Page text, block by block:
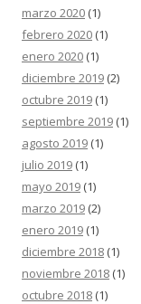
marzo 2020 (1)
febrero 2020 (1)
enero 2020 (1)
diciembre 2019 (2)
octubre 2019 (1)
septiembre 2019 (1)
agosto 2019 (1)
julio 2019 (1)
mayo 2019 (1)
marzo 2019 (2)
enero 2019 (1)
diciembre 2018 (1)
noviembre 2018 (1)
octubre 2018 (1)